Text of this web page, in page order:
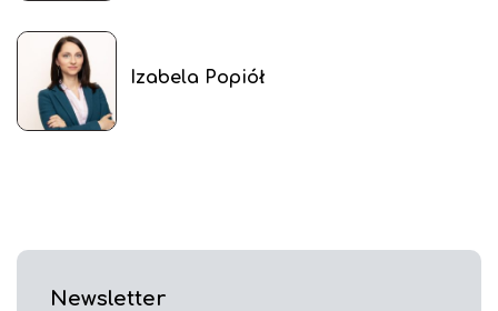
Izabela Popiół
Newsletter